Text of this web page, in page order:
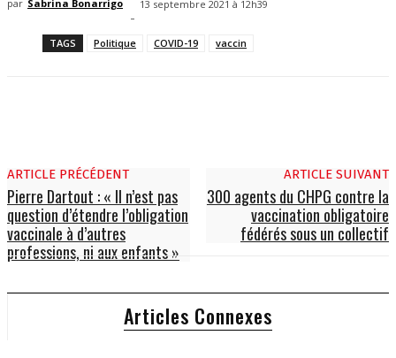
par Sabrina Bonarrigo
-
13 septembre 2021 à 12h39
TAGS Politique COVID-19 vaccin
ARTICLE PRÉCÉDENT
Pierre Dartout : « Il n’est pas
question d’étendre l’obligation
vaccinale à d’autres
professions, ni aux enfants »
ARTICLE SUIVANT
300 agents du CHPG contre la
vaccination obligatoire
fédérés sous un collectif
Articles Connexes